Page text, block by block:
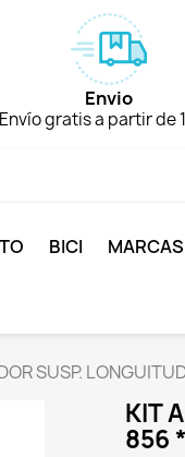
Envio
Envío gratis a partir de
BICI MARCAS
SUSP.
KIT
856 *